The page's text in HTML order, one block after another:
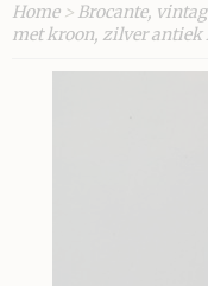
Home> Brocante,
met kroon, zilver antiek